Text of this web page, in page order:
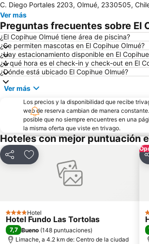
Jardín Botánico
Festival
Parque Reloj de Flores
Universidad
Plaza Sotomayor
Playa
Playa Cochoa
Teatro
Miramar
Plaza José
Playa el Sol
Caleta
Puerto de Valparaiso
Muelle Vergara
Laguna Sausalito
Las Salinas
Plaza Libertador Bernardo OHiggins
Arco
Castillo Wulff
Parque
Palacio Rioja
Museo de
Parque Costero
C. Diego Portales 2203, Olmué, 2330505,
Ver más
Preguntas frecuentes sobre El
¿El Copihue Olmué tiene área de piscina?
¿Se permiten mascotas en El Copihue Olmué?
¿Hay estacionamiento disponible en El
¿A qué hora es el check-in y check-out en El
¿Dónde está ubicado El Copihue Olmué?
Ver más
Los precios y la disponibilidad que recibe
web de reserva cambian de manera
posible que no siempre encuentres en una
la misma oferta que viste en trivago.
Hoteles con mejor puntuación
CompartirAgregar a favoritos
4 Estrellas
Hotel
Hotel Fundo Las Tortolas
7,7 Bueno (148 puntuaciones)
Limache, a 4.2 km de: Centro de la ciudad